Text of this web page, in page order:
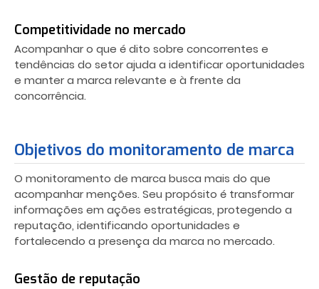
Competitividade no mercado
Acompanhar o que é dito sobre concorrentes e
tendências do setor ajuda a identificar oportunidades
e manter a marca relevante e à frente da
concorrência.
Objetivos do monitoramento de marca
O monitoramento de marca busca mais do que
acompanhar menções. Seu propósito é transformar
informações em ações estratégicas, protegendo a
reputação, identificando oportunidades e
fortalecendo a presença da marca no mercado.
Gestão de reputação